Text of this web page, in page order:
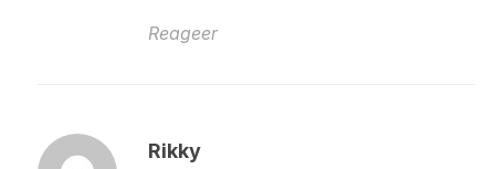
Reageer
Rikky